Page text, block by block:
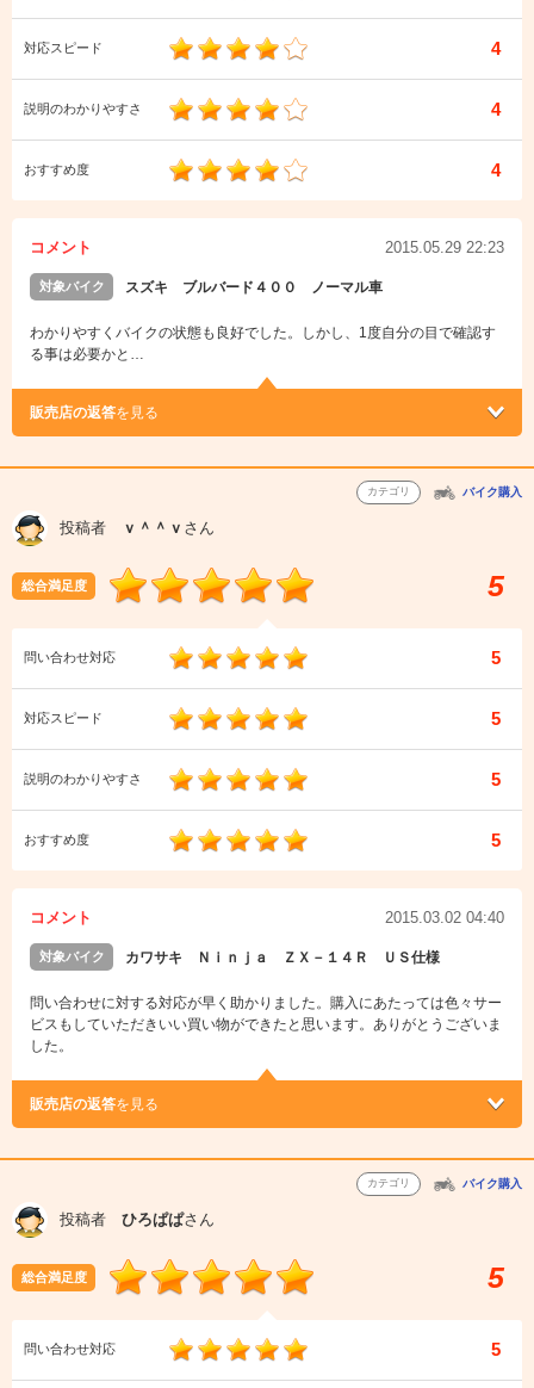
対応スピード 4
説明のわかりやすさ 4
おすすめ度 4
コメント 2015.05.29 22:23
対象バイク スズキ ブルバード４００ ノーマル車
わかりやすくバイクの状態も良好でした。しかし、1度自分の目で確認す
る事は必要かと…
販売店の返答を見る
カテゴリ バイク購入
投稿者 ｖ＾＾ｖ さん
総合満足度 5
問い合わせ対応 5
対応スピード 5
説明のわかりやすさ 5
おすすめ度 5
コメント 2015.03.02 04:40
対象バイク カワサキ Ｎｉｎｊａ ＺＸ－１４Ｒ ＵＳ仕様
問い合わせに対する対応が早く助かりました。購入にあたっては色々サー
ビスもしていただきいい買い物ができたと思います。ありがとうございま
した。
販売店の返答を見る
カテゴリ バイク購入
投稿者 ひろぱぱさん
総合満足度 5
問い合わせ対応 5